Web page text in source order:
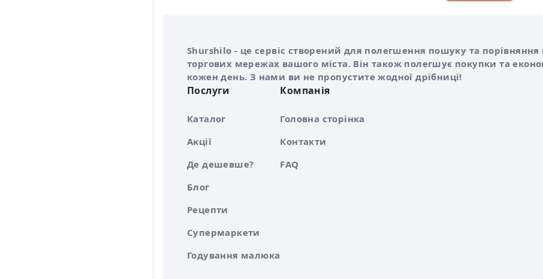
Про сервіс Shurshilo
Shurshilo - це сервіс створений для полегшення пошуку та порівняння
торгових мережах вашого міста. Він також полегшує покупки та
кожен день. З нами ви не пропустите жодної дрібниці!
Послуги
Каталог
Акції
Де дешевше?
Блог
Рецепти
Супермаркети
Годування малюка
Компанія
Головна сторінка
Контакти
FAQ